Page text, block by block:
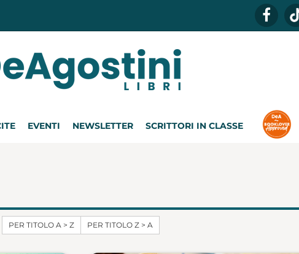
EVENTI NEWSLETTER SCRITTORI IN CLASSE
PER TITOLO A > Z PER TITOLO Z > A